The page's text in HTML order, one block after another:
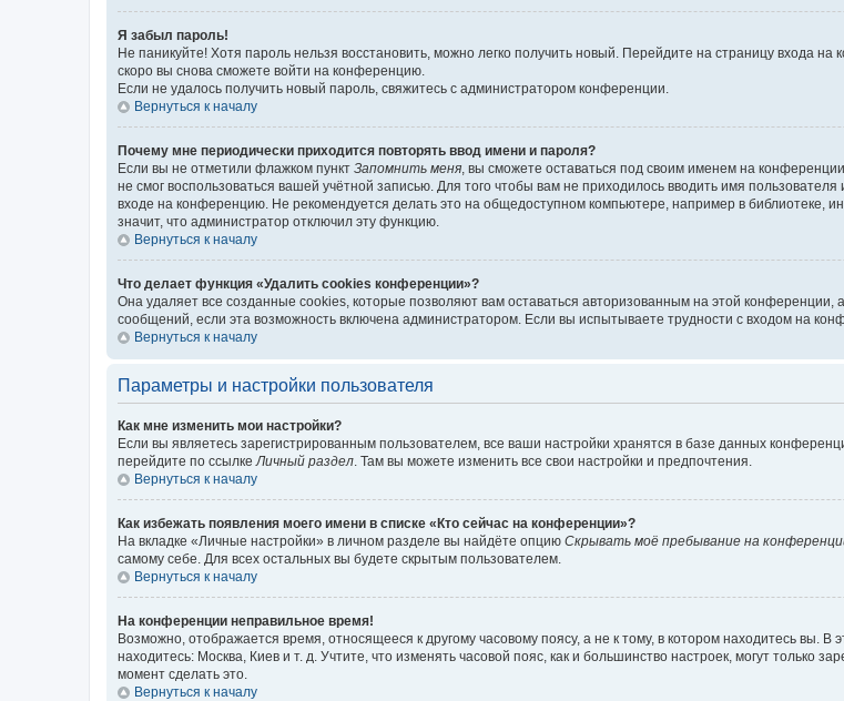
Я забыл пароль!
Не паникуйте! Хотя пароль нельзя восстановить, можно легко получить новый. Перейдите на страницу входа
скоро вы снова сможете войти на конференцию.
Если не удалось получить новый пароль, свяжитесь с администратором конференции.
Вернуться к началу
Почему мне периодически приходится повторять ввод имени и пароля?
Если вы не отметили флажком пункт Запомнить меня , вы сможете оставаться под своим именем на
не смог воспользоваться вашей учётной записью. Для того чтобы вам не приходилось вводить имя
входе на конференцию. Не рекомендуется делать это на общедоступном компьютере, например в библиотеке,
значит, что администратор отключил эту функцию.
Вернуться к началу
Что делает функция «Удалить cookies конференции»?
Она удаляет все созданные cookies, которые позволяют вам оставаться авторизованным на этой
сообщений, если эта возможность включена администратором. Если вы испытываете трудности с входом на
Вернуться к началу
Параметры и настройки пользователя
Как мне изменить мои настройки?
Если вы являетесь зарегистрированным пользователем, все ваши настройки хранятся в базе данных
перейдите по ссылке Личный раздел . Там вы можете изменить все свои настройки и предпочтения.
Вернуться к началу
Как избежать появления моего имени в списке «Кто сейчас на конференции»?
На вкладке «Личные настройки» в личном разделе вы найдёте опцию Скрывать моё пребывание на
самому себе. Для всех остальных вы будете скрытым пользователем.
Вернуться к началу
На конференции неправильное время!
Возможно, отображается время, относящееся к другому часовому поясу, а не к тому, в котором находитесь вы. В
находитесь: Москва, Киев и т. д. Учтите, что изменять часовой пояс, как и большинство настроек, могут только
момент сделать это.
Вернуться к началу